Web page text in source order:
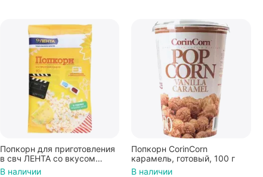
Попкорн для приготовления
в свч ЛЕНТА со вкусом
сыра, 90 г - 10 шт.
В наличии
Попкорн CorinCorn
карамель, готовый, 100 г
В наличии